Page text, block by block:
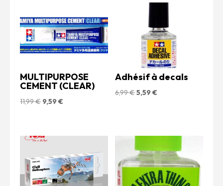
MULTIPURPOSE
CEMENT (CLEAR)
11,99€ Le
était :
9,59 €Le
9,59 €.
Adhésif à decals
6,99€Le
5,59€Le